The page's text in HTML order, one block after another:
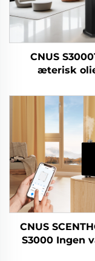
CNUS
æterisk
badeværelse/
HVAC
CNUS
S3000 Ingen